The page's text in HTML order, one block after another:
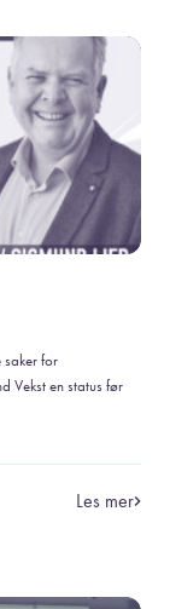
for
Vekst en status før
Les mer